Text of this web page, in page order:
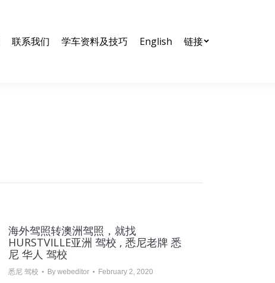
联系我们 学车资料及技巧 English 链接
海外驾照转澳洲驾照，就找
HURSTVILLE亚洲 驾校 , 悉尼老牌 悉
尼 华人 驾校
悉尼 驾校 By webeditor February 2, 2020